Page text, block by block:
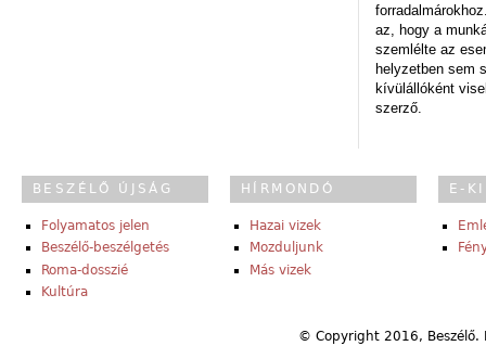
az, hogy a
szemlélte az
helyzetben sem
kívülállóként
szerző.
BESZÉLŐ ÚJSÁG
Folyamatos jelen
Beszélő-beszélgetés
Roma-dosszié
Kultúra
HÍRMONDÓ
Hazai vizek
Mozduljunk
Más vizek
E-
© Copyright 2016,